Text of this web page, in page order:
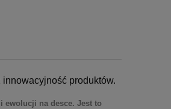
produktów.
ewolucji na desce. Jest to